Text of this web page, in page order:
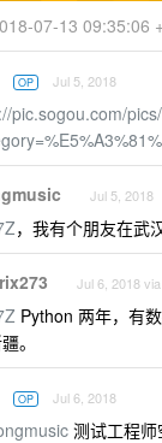
07-13 09:35:06
OP Jul 5, 2018
pic.sogou.com/
Jul 5, 2018
，我有个朋友在武
Jul 6, 2018
Python 两年，有
。
OP Jul 6, 2018
测试工程